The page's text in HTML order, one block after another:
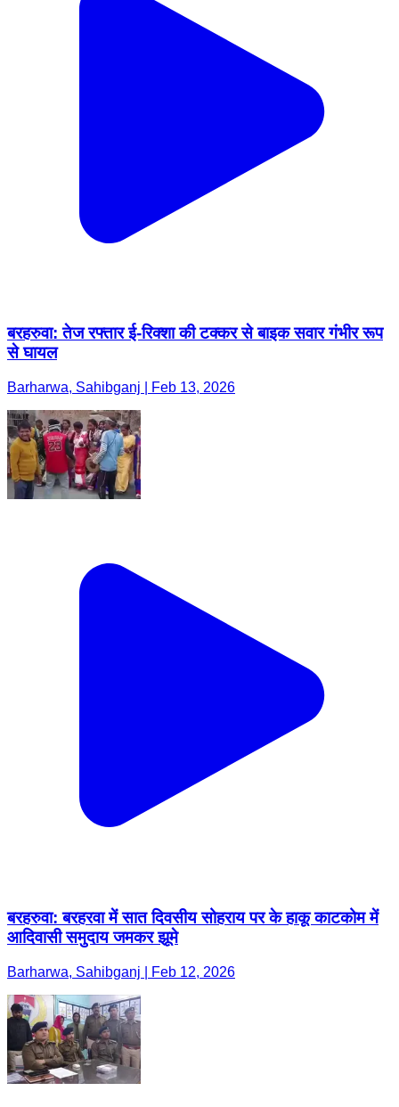
बरहरुवा: तेज रफ्तार ई-रिक्शा की टक्कर से बाइक सवार गंभीर रूप
से घायल
Barharwa, Sahibganj | Feb 13, 2026
बरहरुवा: बरहरवा में सात दिवसीय सोहराय पर के हाकू काटकोम में
आदिवासी समुदाय जमकर झूमे
Barharwa, Sahibganj | Feb 12, 2026